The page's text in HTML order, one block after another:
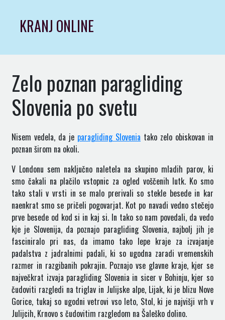
contentKRANJ ONLINE
Zelo poznan paragliding
Slovenia po svetu
Nisem vedela, da je paragliding Slovenia tako zelo obiskovan in
poznan širom na okoli.
V Londonu sem naključno naletela na skupino mladih parov, ki
smo čakali na plačilo vstopnic za ogled voščenih lutk. Ko smo
tako stali v vrsti in se malo prerivali so stekle besede in kar
naenkrat smo se pričeli pogovarjat. Kot po navadi vedno stečejo
prve besede od kod si in kaj si. In tako so nam povedali, da vedo
kje je Slovenija, da poznajo paragliding Slovenia, najbolj jih je
fasciniralo pri nas, da imamo tako lepe kraje za izvajanje
padalstva z jadralnimi padali, ki so ugodna zaradi vremenskih
razmer in razgibanih pokrajin. Poznajo vse glavne kraje, kjer se
največkrat izvaja paragliding Slovenia in sicer v Bohinju, kjer so
čudoviti razgledi na triglav in Julijske alpe, Lijak, ki je blizu Nove
Gorice, tukaj so ugodni vetrovi vso leto, Stol, ki je najvišji vrh v
Julijcih, Krnovo s čudovitim razgledom na Šaleško dolino.